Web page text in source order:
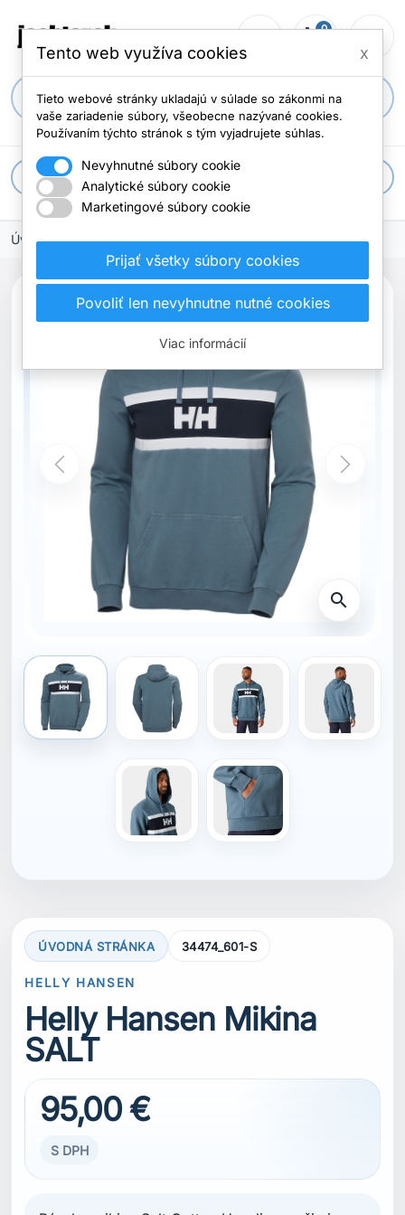
person_outline shopping_cart
0
Početmenu
apps Všetky kategórie
Úvodná stránka
Previous Next
search
HELLY HANSEN
Helly Hansen Mikina
SALT
95,00 €
Pánska mikina Salt Cotton Hoodie s našimi
charakteristickými pruhmi vlajky a aplikovaným
logom HH je pohodlná a luxusná vrstva. Tento
lifestyle kúsok má korene v účasti lode Berge
Viking na Whitbread regate v roku 1981. Mikina
je vybavená rebrovanými manžetami rukávov a
spodným lemom, ako aj sťahovacou šnúrkou v
prednej časti sa nachádza klokanie vrecko,
ktoré poskytuje teplo alebo praktické úložisko.
alebo ako strednú vrstvu na extra zahriatie.
Táto mikina obsahuje organickú bavlnu – viac
Tento web využíva cookies x
Tieto webové stránky ukladajú v súlade so zákonmi na
vaše zariadenie súbory, všeobecne nazývané cookies.
Používaním týchto stránok s tým vyjadrujete súhlas.
Nevyhnutné súbory cookie
Analytické súbory cookie
Marketingové súbory cookie
Prijať všetky súbory cookies
Povoliť len nevyhnutne nutné cookies
Viac informácií